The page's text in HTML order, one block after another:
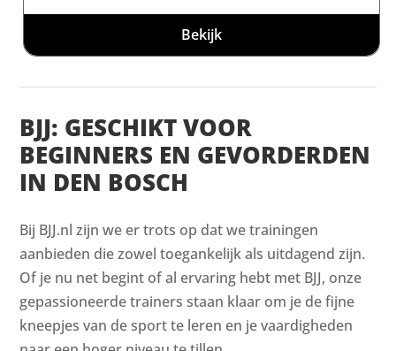
Bekijk
BJJ: GESCHIKT VOOR
BEGINNERS EN GEVORDERDEN
IN DEN BOSCH
Bij BJJ.nl zijn we er trots op dat we trainingen
aanbieden die zowel toegankelijk als uitdagend zijn.
Of je nu net begint of al ervaring hebt met BJJ, onze
gepassioneerde trainers staan klaar om je de fijne
kneepjes van de sport te leren en je vaardigheden